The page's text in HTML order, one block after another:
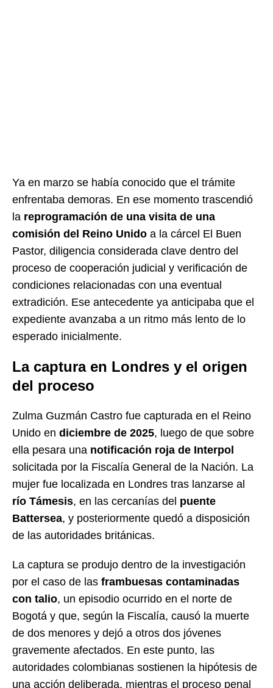
Ya en marzo se había conocido que el trámite
enfrentaba demoras. En ese momento trascendió
la reprogramación de una visita de una
comisión del Reino Unido a la cárcel El Buen
Pastor, diligencia considerada clave dentro del
proceso de cooperación judicial y verificación de
condiciones relacionadas con una eventual
extradición. Ese antecedente ya anticipaba que el
expediente avanzaba a un ritmo más lento de lo
esperado inicialmente.
La captura en Londres y el origen
del proceso
Zulma Guzmán Castro fue capturada en el Reino
Unido en diciembre de 2025, luego de que sobre
ella pesara una notificación roja de Interpol
solicitada por la Fiscalía General de la Nación. La
mujer fue localizada en Londres tras lanzarse al
río Támesis, en las cercanías del puente
Battersea, y posteriormente quedó a disposición
de las autoridades británicas.
La captura se produjo dentro de la investigación
por el caso de las frambuesas contaminadas
con talio, un episodio ocurrido en el norte de
Bogotá y que, según la Fiscalía, causó la muerte
de dos menores y dejó a otros dos jóvenes
gravemente afectados. En este punto, las
autoridades colombianas sostienen la hipótesis de
una acción deliberada, mientras el proceso penal